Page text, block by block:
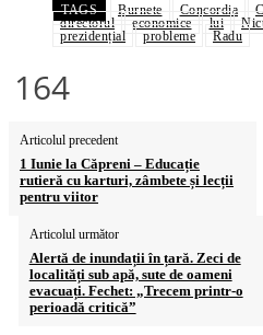
TAGS Burnete Concordia
directorul
economice lui
prezidențial
probleme Radu
164
Articolul precedent
1 Iunie la Căpreni – Educație
rutieră cu karturi, zâmbete și lecții
pentru viitor
Articolul următor
Alertă de inundații în țară. Zeci de
localități sub apă, sute de oameni
evacuați. Fechet: „Trecem printr-o
perioadă critică”